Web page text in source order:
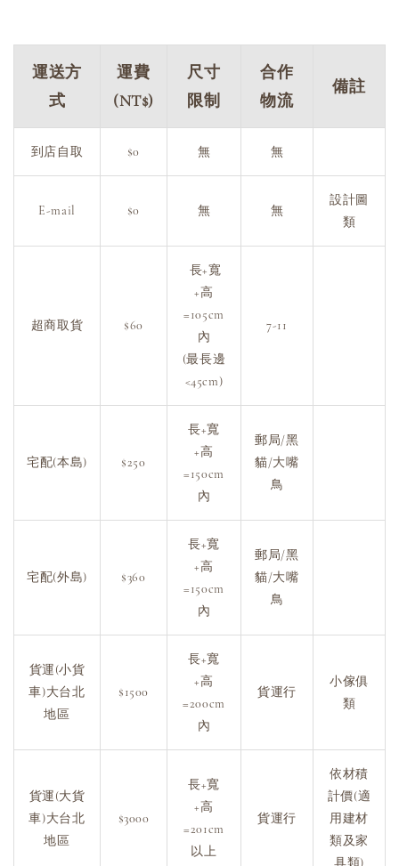
運送方
式
運費
(NT$)
尺寸
限制
合作
物流
備註
到店自取 $0 無 無
E-mail $0 無 無
設計圖
類
超商取貨 $60
長+寬
+高
=105cm
內
(最長邊
<45cm)
7-11
宅配(本島) $250
長+寬
+高
=150cm
內
郵局/黑
貓/大嘴
鳥
宅配(外島) $360
長+寬
+高
=150cm
內
郵局/黑
貓/大嘴
鳥
貨運(小貨
車)大台北
地區
$1500
長+寬
+高
=200cm
內
貨運行
小傢俱
類
貨運(大貨
車)大台北
地區
$3000
長+寬
+高
=201cm
以上
貨運行
依材積
計價(適
用建材
類及家